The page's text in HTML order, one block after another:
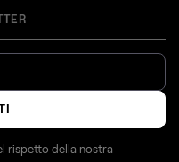
rispetto della nostra